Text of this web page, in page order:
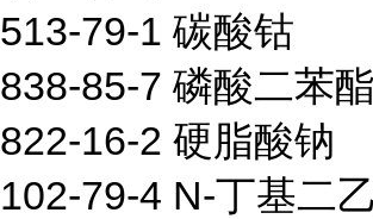
513-79-1 碳酸钴
838-85-7 磷酸二苯酯
822-16-2 硬脂酸钠
102-79-4 N-丁基二